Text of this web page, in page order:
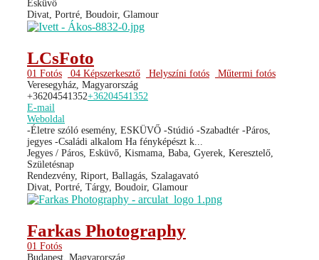
Esküvő
Divat, Portré, Boudoir, Glamour
LCsFoto
01 Fotós 04 Képszerkesztő Helyszíni fotós
Műtermi fotós
Veresegyház, Magyarország
+36204541352+36204541352
E-mail
Weboldal
-Életre szóló esemény, ESKÜVŐ -Stúdió -Szabadtér -Páros,
jegyes -Családi alkalom Ha fényképészt k...
Jegyes / Páros, Esküvő, Kismama, Baba, Gyerek, Keresztelő,
Születésnap
Rendezvény, Riport, Ballagás, Szalagavató
Divat, Portré, Tárgy, Boudoir, Glamour
Farkas Photography
01 Fotós
Budapest, Magyarország